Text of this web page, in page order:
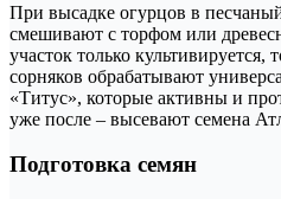
При высадке огурцов в
смешивают с торфом или
участок только
сорняков обрабатывают
«Титус», которые активны и
уже после – высевают семена
Подготовка семян